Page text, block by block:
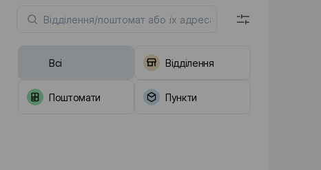
Всі Відділення
Поштомати Пункти